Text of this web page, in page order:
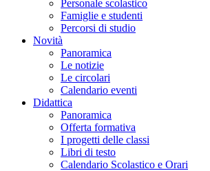
Personale scolastico
Famiglie e studenti
Percorsi di studio
Novità
Panoramica
Le notizie
Le circolari
Calendario eventi
Didattica
Panoramica
Offerta formativa
I progetti delle classi
Libri di testo
Calendario Scolastico e Orari